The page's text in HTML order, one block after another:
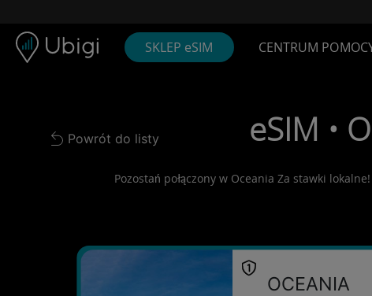
SKLEP eSIM CENTRUM
Back to list
Powrót do listy eSIM •
Pozostań połączony w Oceania Za stawki
OCEANIA